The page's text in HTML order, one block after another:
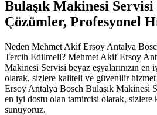
Bulaşık Makinesi
Çözümler, Profesyonel
Neden Mehmet Akif Ersoy Antalya
Tercih Edilmeli? Mehmet Akif Ersoy
Makinesi Servisi beyaz eşyalarınızın en
olarak, sizlere kaliteli ve güvenilir
Ersoy Antalya Bosch Bulaşık Makinesi
en iyi dostu olan tamircisi olarak,
sunuyoruz.